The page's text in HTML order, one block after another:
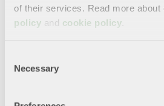
of their services. Read more about
policy and cookie policy
Selection
Necessary
försvar" med 43